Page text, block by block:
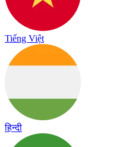
Tiếng Việt
हिन्दी